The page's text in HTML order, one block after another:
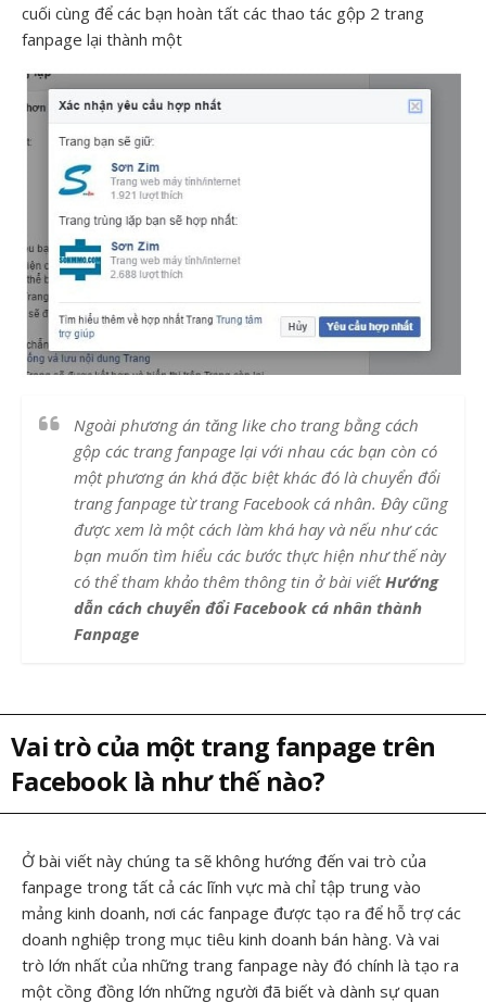
cuối cùng để các bạn hoàn tất các thao tác gộp 2 trang
fanpage lại thành một
Ngoài phương án tăng like cho trang bằng cách
gộp các trang fanpage lại với nhau các bạn còn có
một phương án khá đặc biệt khác đó là chuyển đổi
trang fanpage từ trang Facebook cá nhân. Đây cũng
được xem là một cách làm khá hay và nếu như các
bạn muốn tìm hiểu các bước thực hiện như thế này
có thể tham khảo thêm thông tin ở bài viếtHướng
dẫn cách chuyển đổi Facebook cá nhân thành
Fanpage
Vai trò của một trang fanpage trên
Facebook là như thế nào?
Ở bài viết này chúng ta sẽ không hướng đến vai trò của
fanpage trong tất cả các lĩnh vực mà chỉ tập trung vào
mảng kinh doanh, nơi các fanpage được tạo ra để hỗ trợ các
doanh nghiệp trong mục tiêu kinh doanh bán hàng. Và vai
trò lớn nhất của những trang fanpage này đó chính là tạo ra
một cồng đồng lớn những người đã biết và dành sự quan